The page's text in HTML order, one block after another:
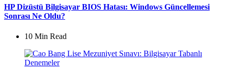
HP Dizüstü Bilgisayar BIOS Hatası: Windows Güncellemesi
Sonrası Ne Oldu?
10 Min Read